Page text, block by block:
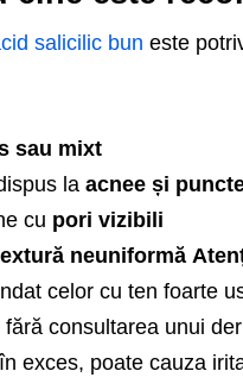
salicilic bun este
sau mixt
la acnee și
cu pori vizibili
neuniformă
celor cu ten foarte
fără consultarea unui
exces, poate cauza